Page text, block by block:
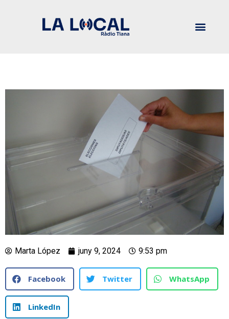
Marta López juny 9, 2024 9:53 pm
Facebook Twitter WhatsApp
LinkedIn